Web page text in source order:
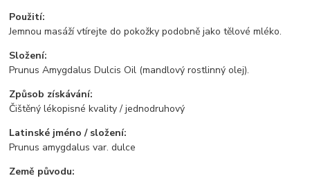
Použití:
Jemnou masáží vtírejte do pokožky podobně jako tělové mléko.
Složení:
Prunus Amygdalus Dulcis Oil (mandlový rostlinný olej).
Způsob získávání:
Čištěný lékopisné kvality / jednodruhový
Latinské jméno / složení:
Prunus amygdalus var. dulce
Země původu: